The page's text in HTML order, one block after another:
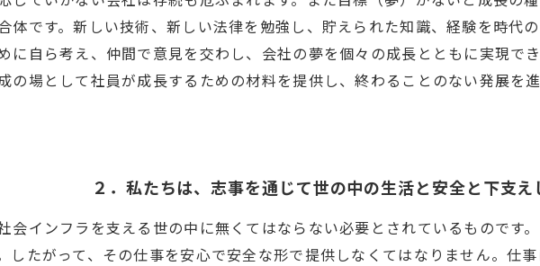
体です。新しい技術、新しい法律を勉強し、貯えられた知識、経験を時代
に自ら考え、仲間で意見を交わし、会社の夢を個々の成長とともに実現で
の場として社員が成長するための材料を提供し、終わることのない発展を進
２．私たちは、志事を通じて世の中の生活と安全と下支え
会インフラを支える世の中に無くてはならない必要とされているものです
したがって、その仕事を安心で安全な形で提供しなくてはなりません。仕